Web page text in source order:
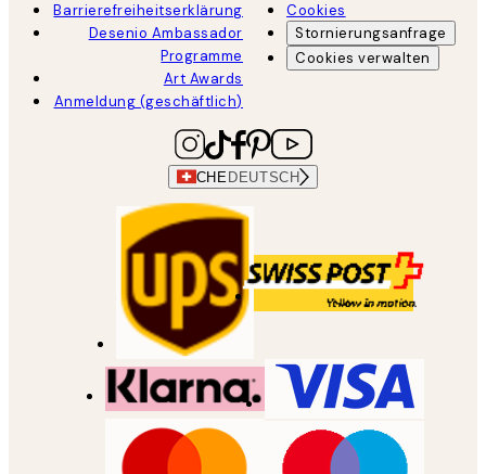
Barrierefreiheitserklärung
Desenio Ambassador
Programme
Art Awards
Anmeldung (geschäftlich)
Cookies
Stornierungsanfrage
Cookies verwalten
CHE DEUTSCH